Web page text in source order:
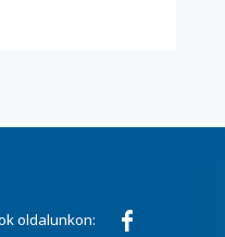
oldalunkon: